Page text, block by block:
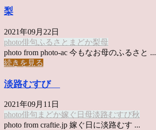
梨
2021年09月22日
photo俳句ふるさと まどか梨母
photo from photo-ac 今もなお母のふるさと ...
続きを見る
淡路むすび
2021年09月11日
photo俳句 まどか嫁ぐ日 母淡路むすび秋
photo from craftie.jp 嫁ぐ日に淡路むす ...